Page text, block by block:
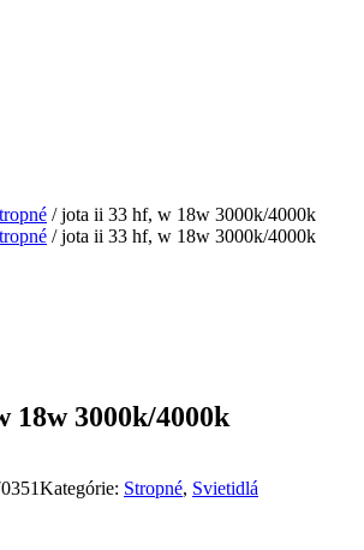
/ jota ii 33 hf, w 18w 3000k/4000k
/ jota ii 33 hf, w 18w 3000k/4000k
18w 3000k/4000k
Kategórie: Stropné, Svietidlá